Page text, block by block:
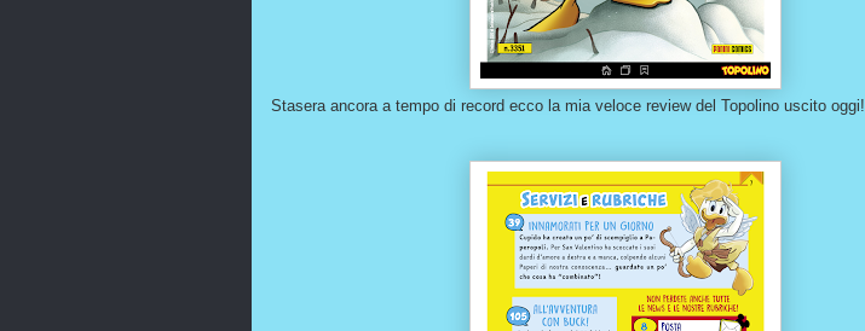
Stasera ancora a tempo di record ecco la mia veloce review del Topolino uscito oggi!